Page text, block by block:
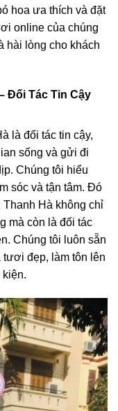
hoa ưa thích và đặt
online của chúng
hài lòng cho khách
Đối Tác Tin Cậy
là đối tác tin cậy,
sống và gửi đi
Chúng tôi hiểu
sóc và tận tâm. Đó
Thanh Hà không chỉ
mà còn là đối tác
Chúng tôi luôn sẵn
đẹp, làm tôn lên
kiện.